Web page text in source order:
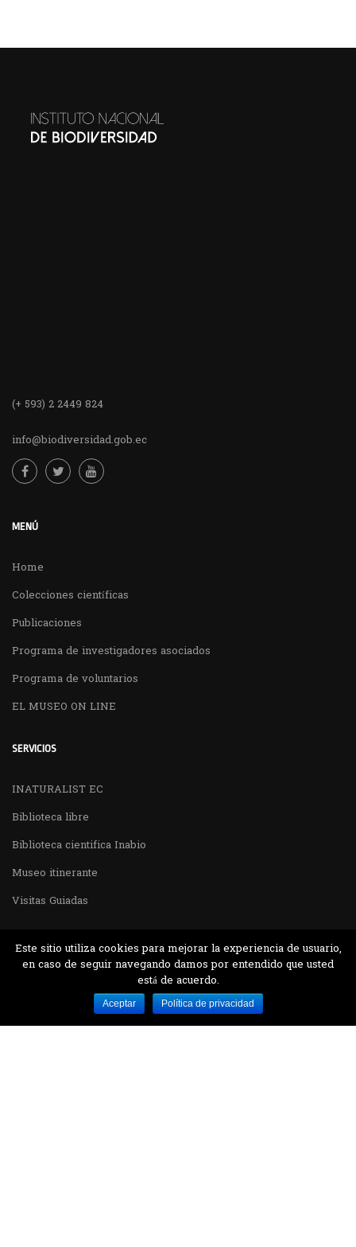
(+ 593) 2 2449 824
info@biodiversidad.gob.ec
MENÚ
Home
Colecciones científicas
Publicaciones
Programa de investigadores asociados
Programa de voluntarios
EL MUSEO ON LINE
SERVICIOS
INATURALIST EC
Biblioteca libre
Biblioteca cientifica Inabio
Museo itinerante
Visitas Guiadas
Desarrollado por MJTEC.
Este sitio utiliza cookies para mejorar la experiencia de usuario,
en caso de seguir navegando damos por entendido que usted
está de acuerdo.
Aceptar Política de privacidad